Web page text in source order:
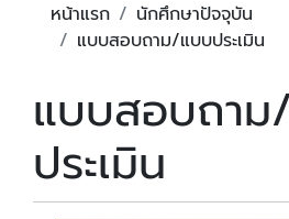
หน้าแรก
นักศึกษาปัจจุบัน
แบบสอบถาม/แบบประเมิน
แบบสอบถา
ประเมิน